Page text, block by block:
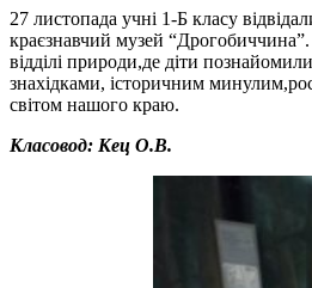
27 листопада учні 1-Б класу
краєзнавчий музей
відділі природи,де діти
знахідками, історичним
світом нашого краю.
Класовод: Кец О.В.